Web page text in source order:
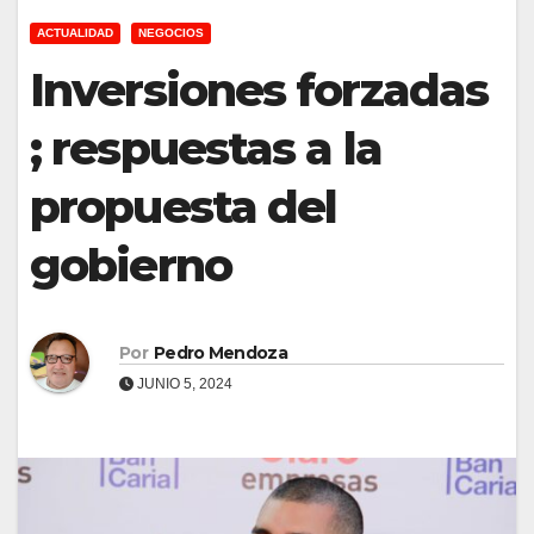
ACTUALIDAD NEGOCIOS
Inversiones forzadas
; respuestas a la
propuesta del
gobierno
Por Pedro Mendoza
JUNIO 5, 2024